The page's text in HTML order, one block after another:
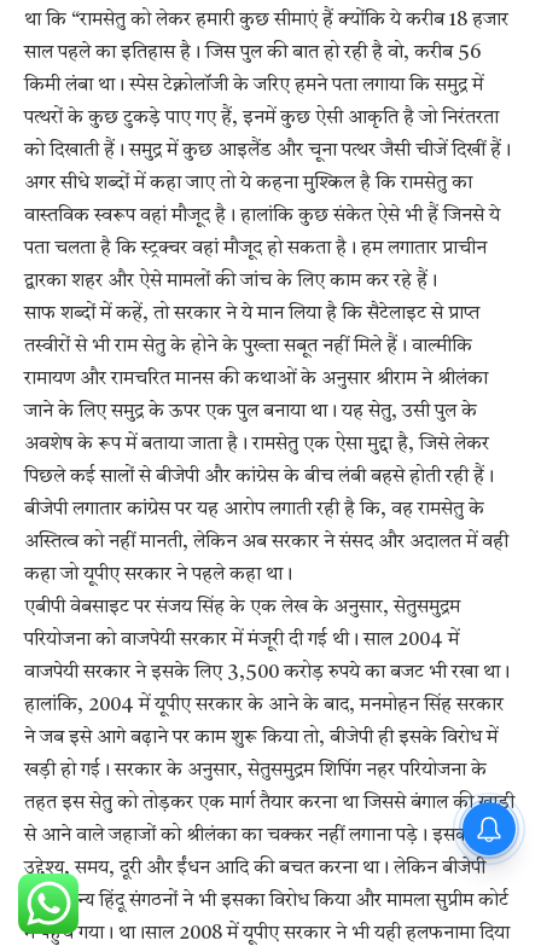
था कि “रामसेतु को लेकर हमारी कुछ सीमाएं हैं क्योंकि ये करीब 18 हजार
साल पहले का इतिहास है। जिस पुल की बात हो रही है वो, करीब 56
किमी लंबा था। स्पेस टेक्नोलॉजी के जरिए हमने पता लगाया कि समुद्र में
पत्थरों के कुछ टुकड़े पाए गए हैं, इनमें कुछ ऐसी आकृति है जो निरंतरता
को दिखाती हैं। समुद्र में कुछ आइलैंड और चूना पत्थर जैसी चीजें दिखीं हैं।
अगर सीधे शब्दों में कहा जाए तो ये कहना मुश्किल है कि रामसेतु का
वास्तविक स्वरूप वहां मौजूद है। हालांकि कुछ संकेत ऐसे भी हैं जिनसे ये
पता चलता है कि स्ट्रक्चर वहां मौजूद हो सकता है। हम लगातार प्राचीन
द्वारका शहर और ऐसे मामलों की जांच के लिए काम कर रहे हैं।
साफ शब्दों में कहें, तो सरकार ने ये मान लिया है कि सैटेलाइट से प्राप्त
तस्वीरों से भी राम सेतु के होने के पुख्ता सबूत नहीं मिले हैं। वाल्मीकि
रामायण और रामचरित मानस की कथाओं के अनुसार श्रीराम ने श्रीलंका
जाने के लिए समुद्र के ऊपर एक पुल बनाया था। यह सेतु, उसी पुल के
अवशेष के रूप में बताया जाता है। रामसेतु एक ऐसा मुद्दा है, जिसे लेकर
पिछले कई सालों से बीजेपी और कांग्रेस के बीच लंबी बहसे होती रही हैं।
बीजेपी लगातार कांग्रेस पर यह आरोप लगाती रही है कि, वह रामसेतु के
अस्तित्व को नहीं मानती, लेकिन अब सरकार ने संसद और अदालत में वही
कहा जो यूपीए सरकार ने पहले कहा था।
एबीपी वेबसाइट पर संजय सिंह के एक लेख के अनुसार, सेतुसमुद्रम
परियोजना को वाजपेयी सरकार में मंजूरी दी गई थी। साल 2004 में
वाजपेयी सरकार ने इसके लिए 3,500 करोड़ रुपये का बजट भी रखा था।
हालांकि, 2004 में यूपीए सरकार के आने के बाद, मनमोहन सिंह सरकार
ने जब इसे आगे बढ़ाने पर काम शुरू किया तो, बीजेपी ही इसके विरोध में
खड़ी हो गई। सरकार के अनुसार, सेतुसमुद्रम शिपिंग नहर परियोजना के
तहत इस सेतु को तोड़कर एक मार्ग तैयार करना था जिससे बंगाल की खाड़ी
से आने वाले जहाजों को श्रीलंका का चक्कर नहीं लगाना पड़े। इसका
उद्देश्य, समय, दूरी और ईंधन आदि की बचत करना था। लेकिन बीजेपी
समेत अन्य हिंदू संगठनों ने भी इसका विरोध किया और मामला सुप्रीम कोर्ट
में पहुंच गया। था।साल 2008 में यूपीए सरकार ने भी यही हलफनामा दिया
चाहता हूँ'— पीएम मोदी के इस बयान